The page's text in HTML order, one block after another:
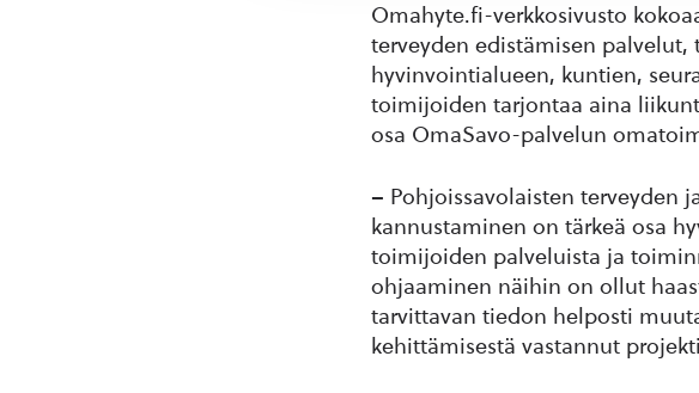
Omahyte.fi-verkkosivusto
terveyden edistämisen
hyvinvointialueen, kuntien,
toimijoiden tarjontaa aina
osa OmaSavo-palvelun
– Pohjoissavolaisten terveyden
kannustaminen on tärkeä osa
toimijoiden palveluista ja
ohjaaminen näihin on ollut
tarvittavan tiedon helposti
kehittämisestä vastannut